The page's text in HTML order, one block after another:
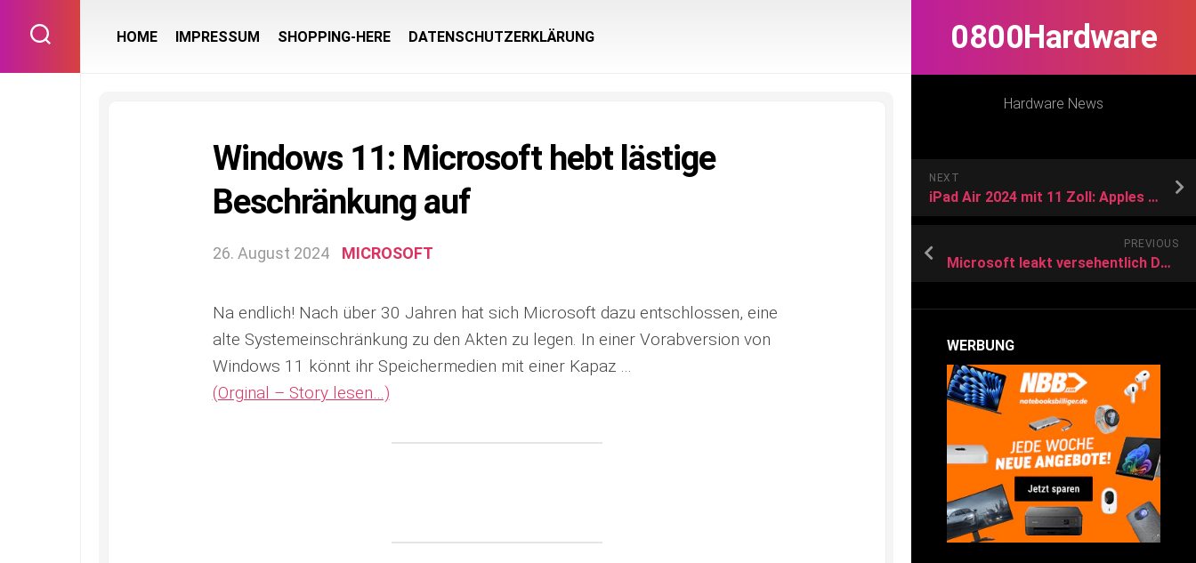
content
0800Hardware
Hardware News
NEXT
iPad Air 2024 mit 11 Zoll: Apples neues Tablet gibt’s schon jetzt rabattiert
PREVIOUS
Microsoft leakt versehentlich Details zu genialem Windows-11-Feature
WERBUNG
HOME IMPRESSUM SHOPPING-HERE DATENSCHUTZERKLÄRUNG
Windows 11: Microsoft hebt lästige
Beschränkung auf
26. August 2024 MICROSOFT
Na endlich! Nach über 30 Jahren hat sich Microsoft dazu entschlossen, eine
alte Systemeinschränkung zu den Akten zu legen. In einer Vorabversion von
Windows 11 könnt ihr Speichermedien mit einer Kapaz …
(Orginal – Story lesen…)